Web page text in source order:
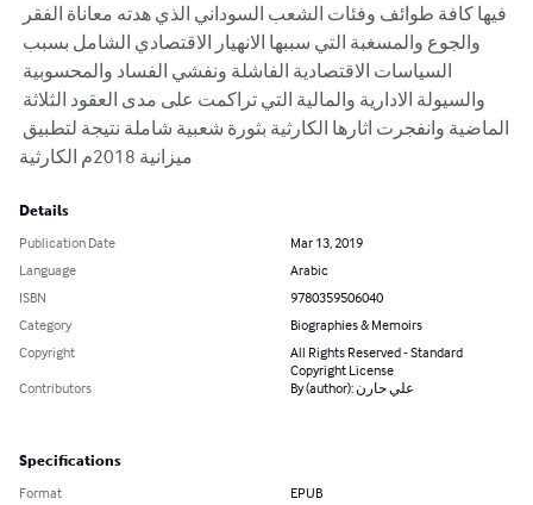
فيها كافة طوائف وفئات الشعب السوداني الذي هدته معاناة الفقر
والجوع والمسغبة التي سببها الانهيار الاقتصادي الشامل بسبب
السياسات الاقتصادية الفاشلة ونفشي الفساد والمحسوبية
والسيولة الادارية والمالية التي تراكمت على مدى العقود الثلاثة
الماضية وانفجرت اثارها الكارثية بثورة شعبية شاملة نتيجة لتطبيق
ميزانية 2018م الكارثية
Details
Publication Date
Mar 13, 2019
Language
Arabic
ISBN
9780359506040
Category
Biographies & Memoirs
Copyright
All Rights Reserved - Standard
Copyright License
Contributors
By (author): علي حارن
Specifications
Format EPUB